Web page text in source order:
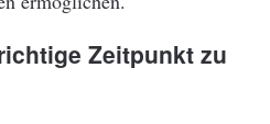
Zeitpunkt zu